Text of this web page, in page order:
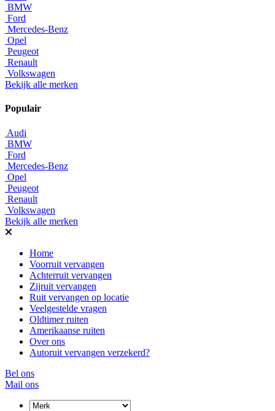
BMW
Ford
Mercedes-Benz
Opel
Peugeot
Renault
Volkswagen
Bekijk alle merken
Populair
Audi
BMW
Ford
Mercedes-Benz
Opel
Peugeot
Renault
Volkswagen
Bekijk alle merken
Home
Voorruit vervangen
Achterruit vervangen
Zijruit vervangen
Ruit vervangen op locatie
Veelgestelde vragen
Oldtimer ruiten
Amerikaanse ruiten
Over ons
Autoruit vervangen verzekerd?
Bel ons
Mail ons